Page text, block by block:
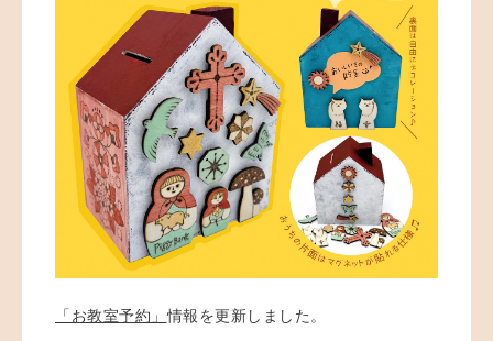
「お教室予約」情報を更新しました。